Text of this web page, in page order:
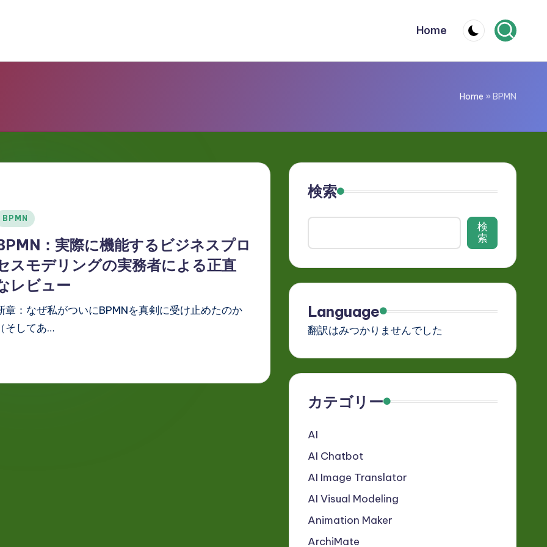
Home
Home » BPMN
BPMN
：実際に機能するビジネスプロ
スモデリングの実務者による正直
レビュー
章：なぜ私がついにBPMNを真剣に受け止めたのか
（そしてあ…
検索
検
索
Language
翻訳はみつかりませんでした
カテゴリー
AI
AI Chatbot
AI Image Translator
AI Visual Modeling
Animation Maker
ArchiMate